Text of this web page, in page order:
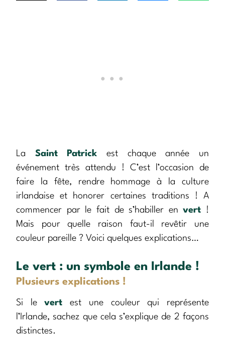
La Saint Patrick est chaque année un
événement très attendu ! C’est l’occasion de
faire la fête, rendre hommage à la culture
irlandaise et honorer certaines traditions ! A
commencer par le fait de s’habiller envert !
Mais pour quelle raison faut-il revêtir une
couleur pareille ? Voici quelques explications…
Le vert : un symbole en Irlande !
Plusieurs explications !
Si levert est une couleur qui représente
l’Irlande, sachez que cela s’explique de 2 façons
distinctes.